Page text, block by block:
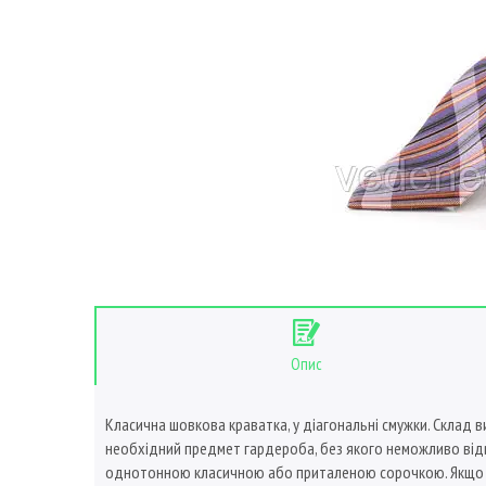
Опис
Класична шовкова краватка, у діагональні смужки.
необхідний предмет гардероба, без якого неможливо
однотонною класичною або приталеною сорочкою. Якщо